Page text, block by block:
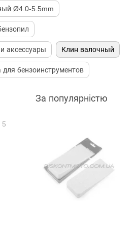
Ø4.0-5.5mm
аксессуары Клин валочный
для бензоинструментов
За популярністю